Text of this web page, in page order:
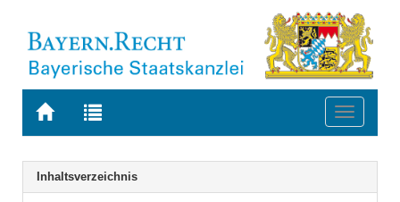
Zur
BAYERN.RECHT
Zur
letzten
Suche
Toggle
Navigation
Inhaltsverzeichnis